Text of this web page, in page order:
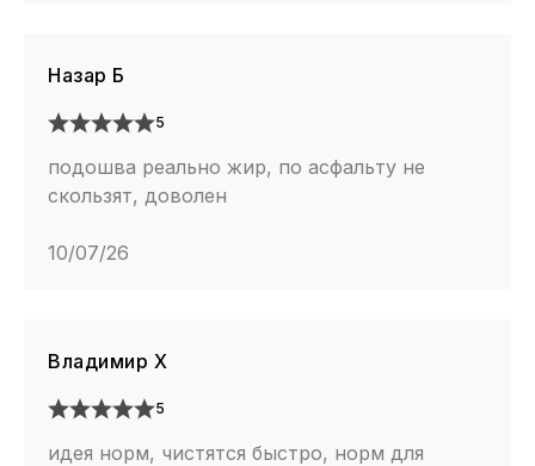
Назар Б
5
подошва реально жир, по асфальту не
скользят, доволен
10/07/26
Владимир Х
5
идея норм, чистятся быстро, норм для